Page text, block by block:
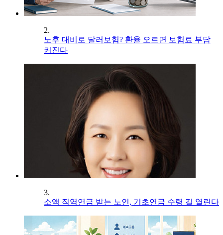
2.
노후 대비로 달러보험? 환율 오르면 보험료 부담
커진다
3.
소액 직역연금 받는 노인, 기초연금 수령 길 열린다